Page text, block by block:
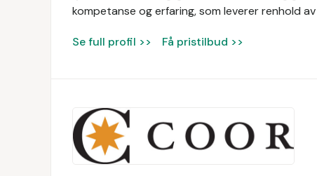
kompetanse og erfaring, som leverer renhold
Se full profil >> Få pristilbud >>